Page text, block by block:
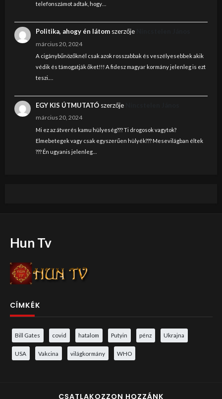
telefonszámot adtak, hogy…
Politika, ahogy én látomszerzője
március 20, 2024
A cigánybűnözőknél csak azok rosszabbak és veszélyesebbek akik
védik és támogatják őket!!! A fidesz magyar kormány jelenleg is ezt
teszi.…
EGY KIS ÚTMUTATÓszerzője
március 20, 2024
Mi ez az átverés kamu hülyeség??? Ti drogosok vagytok?
Elmebetegek vagy csak egyszerűen hülyék??? Mesevilágban éltek
??? Én ugyanis jelenleg…
Hun Tv
CÍMKÉK
Bill Gates covid hatalom Putyin pénz Ukrajna
USA Vakcina világkormány WHO
CSATLAKOZZON HOZZÁNK